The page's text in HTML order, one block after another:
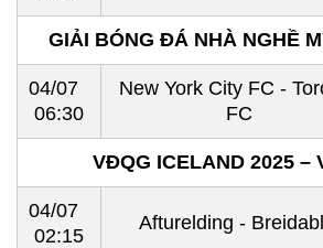
GIẢI BÓNG ĐÁ NHÀ NGHỀ
04/07
06:30
New York City FC -
FC
VĐQG ICELAND 2025 –
04/07
02:15
Afturelding -